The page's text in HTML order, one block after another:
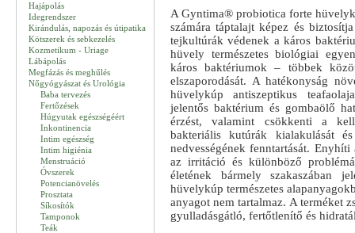
Hajápolás
Idegrendszer
Kirándulás, napozás és útipatika
Kötszerek és sebkezelés
Kozmetikum - Uriage
Lábápolás
Megfázás és meghűlés
Nőgyógyászat és Urológia
Baba tervezés
Fertőzések
Húgyutak egészségéért
Inkontinencia
Intim egészség
Intim higiénia
Menstruáció
Óvszerek
Potencianövelés
Prosztata
Síkosítók
Tamponok
Teák
A Gyntima® probiotica forte
számára táptalajt képez és
tejkultúrák védenek a káros
hüvely természetes biológiai
káros baktériumok – többek
elszaporodását. A hatékonyság
hüvelykúp antiszeptikus
jelentős baktérium és gombaölő
érzést, valamint csökkenti a
bakteriális kutúrák kialakulását
nedvességének fenntartását.
az irritáció és különböző
életének bármely szakaszában
hüvelykúp természetes
anyagot nem tartalmaz. A terméket
gyulladásgátló, fertőtlenítő és